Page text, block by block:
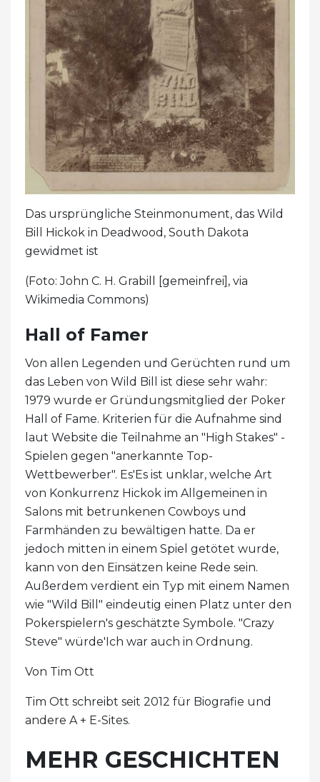
Das ursprüngliche Steinmonument, das Wild
Bill Hickok in Deadwood, South Dakota
gewidmet ist
(Foto: John C. H. Grabill [gemeinfrei], via
Wikimedia Commons)
Hall of Famer
Von allen Legenden und Gerüchten rund um
das Leben von Wild Bill ist diese sehr wahr:
1979 wurde er Gründungsmitglied der Poker
Hall of Fame. Kriterien für die Aufnahme sind
laut Website die Teilnahme an "High Stakes" -
Spielen gegen "anerkannte Top-
Wettbewerber". Es'Es ist unklar, welche Art
von Konkurrenz Hickok im Allgemeinen in
Salons mit betrunkenen Cowboys und
Farmhänden zu bewältigen hatte. Da er
jedoch mitten in einem Spiel getötet wurde,
kann von den Einsätzen keine Rede sein.
Außerdem verdient ein Typ mit einem Namen
wie "Wild Bill" eindeutig einen Platz unter den
Pokerspielern's geschätzte Symbole. "Crazy
Steve" würde'Ich war auch in Ordnung.
Von Tim Ott
Tim Ott schreibt seit 2012 für Biografie und
andere A + E-Sites.
MEHR GESCHICHTEN